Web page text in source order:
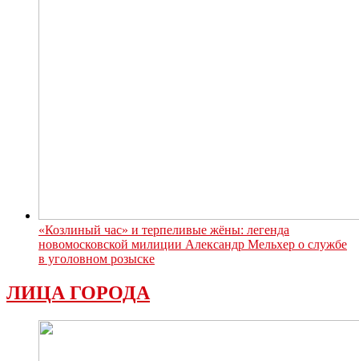
«Козлиный час» и терпеливые жёны: легенда
новомосковской милиции Александр Мельхер о службе
в уголовном розыске
ЛИЦА ГОРОДА